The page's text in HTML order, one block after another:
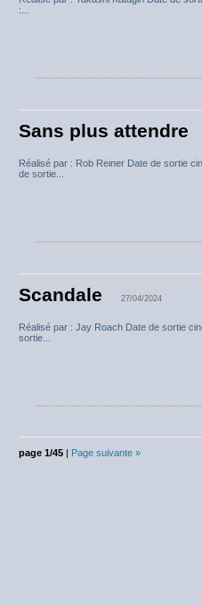
:...
Sans plus attendre
Réalisé par : Rob Reiner Date de sortie
de sortie...
Scandale 27/04/2024
Réalisé par : Jay Roach Date de sortie
sortie...
page 1/45 Page suivante »